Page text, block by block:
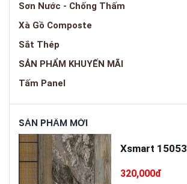
Sơn Nước - Chống Thấm
Xà Gồ Composte
Sắt Thép
SẢN PHẨM KHUYẾN MÃI
Tấm Panel
SẢN PHẨM MỚI
Xsmart 15053
320,000đ